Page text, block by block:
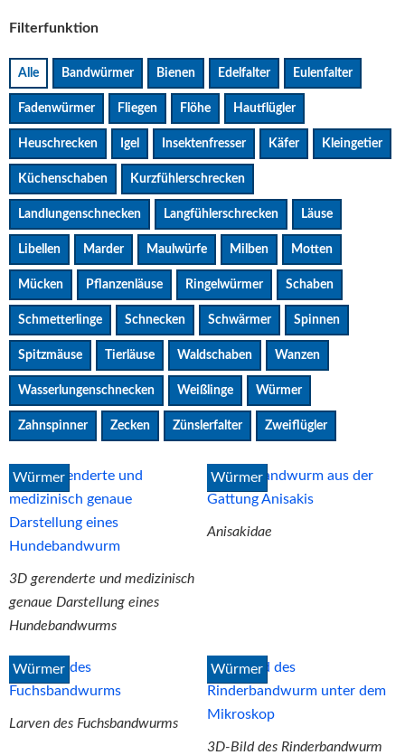
Filterfunktion
Alle Bandwürmer Bienen Edelfalter Eulenfalter
Fadenwürmer Fliegen Flöhe Hautflügler
Heuschrecken Igel Insektenfresser Käfer Kleingetier
Küchenschaben Kurzfühlerschrecken
Landlungenschnecken Langfühlerschrecken Läuse
Libellen Marder Maulwürfe Milben Motten
Mücken Pflanzenläuse Ringelwürmer Schaben
Schmetterlinge Schnecken Schwärmer Spinnen
Spitzmäuse Tierläuse Waldschaben Wanzen
Wasserlungenschnecken Weißlinge Würmer
Zahnspinner Zecken Zünslerfalter Zweiflügler
Würmer
3D gerenderte und medizinisch
genaue Darstellung eines
Hundebandwurms
Würmer
Anisakidae
Würmer
Larven des Fuchsbandwurms
Würmer
3D-Bild des Rinderbandwurm